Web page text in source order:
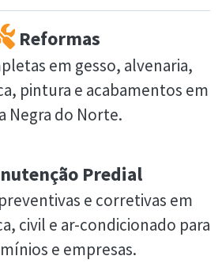
Reformas
em gesso, alvenaria,
pintura e acabamentos em
Negra do Norte.
Predial
e corretivas em
civil e ar-condicionado para
e empresas.